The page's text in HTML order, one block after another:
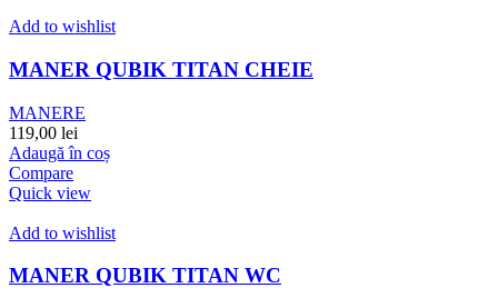
Add to wishlist
MANER QUBIK TITAN CHEIE
MANERE
119,00 lei
Adaugă în coș
Compare
Quick view
Add to wishlist
MANER QUBIK TITAN WC